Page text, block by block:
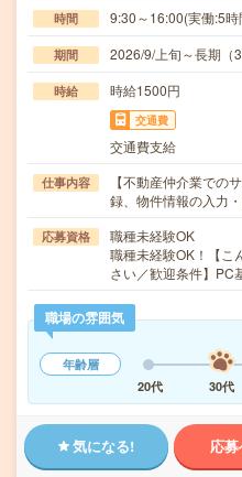
時間 9:30～16:00(実働:5
期間 2026/9/上旬～長期
時給 時給1500円
交通費
交通費支給
仕事内容
【不動産仲介業での
録、物件情報の入力
応募資格
職種未経験OK
職種未経験OK！【こ
さい／歓迎条件】PC
職場の雰囲気
年齢層
20代
30代
気になる! 応